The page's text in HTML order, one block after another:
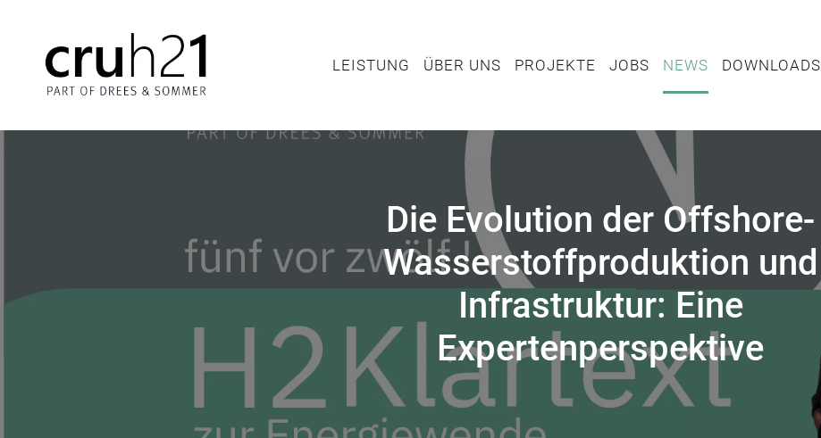
LEISTUNG ÜBER UNS PROJEKTE JOBS NEWS DOWNLOADS
Die Evolution der Offshore-
Wasserstoffproduktion und
Infrastruktur: Eine
Expertenperspektive